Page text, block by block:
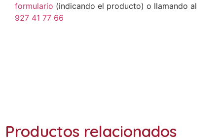
formulario (indicando el producto) o llamando al
927 41 77 66
Productos relacionados